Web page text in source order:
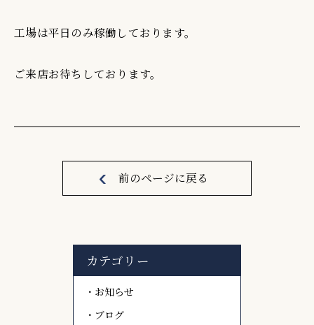
工場は平日のみ稼働しております。
ご来店お待ちしております。
前のページに戻る
カテゴリー
お知らせ
ブログ